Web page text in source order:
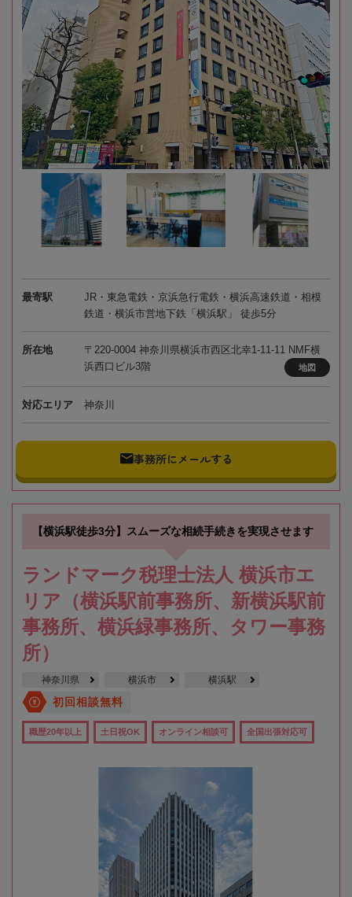
最寄駅
JR・東急電鉄・京浜急行電鉄・横浜高速鉄道・相模
鉄道・横浜市営地下鉄「横浜駅」 徒歩5分
所在地
〒220-0004 神奈川県横浜市西区北幸1-11-11 NMF横
浜西口ビル3階
地図
対応エリア 神奈川
事務所にメールする
【横浜駅徒歩3分】スムーズな相続手続きを実現させます
ランドマーク税理士法人 横浜市エ
リア（横浜駅前事務所、新横浜駅前
事務所、横浜緑事務所、タワー事務
所）
神奈川県 横浜市 横浜駅
初回相談無料
職歴20年以上 土日祝OK オンライン相談可 全国出張対応可